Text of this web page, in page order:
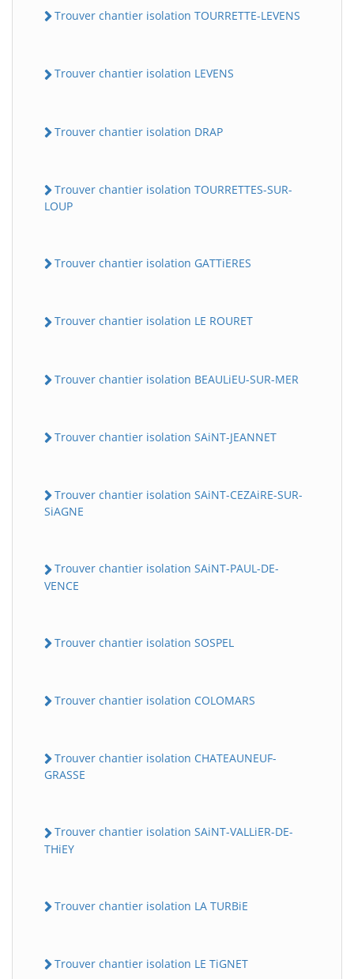
Trouver chantier isolation TOURRETTE-LEVENS
Trouver chantier isolation LEVENS
Trouver chantier isolation DRAP
Trouver chantier isolation TOURRETTES-SUR-
LOUP
Trouver chantier isolation GATTiERES
Trouver chantier isolation LE ROURET
Trouver chantier isolation BEAULiEU-SUR-MER
Trouver chantier isolation SAiNT-JEANNET
Trouver chantier isolation SAiNT-CEZAiRE-SUR-
SiAGNE
Trouver chantier isolation SAiNT-PAUL-DE-
VENCE
Trouver chantier isolation SOSPEL
Trouver chantier isolation COLOMARS
Trouver chantier isolation CHATEAUNEUF-
GRASSE
Trouver chantier isolation SAiNT-VALLiER-DE-
THiEY
Trouver chantier isolation LA TURBiE
Trouver chantier isolation LE TiGNET